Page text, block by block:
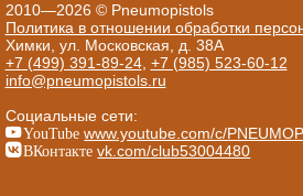
2010—2026 © Pneumopistols
Политика в отношении обработки
Химки, ул. Московская, д. 38А
+7 (499) 391-89-24, +7 (985) 523-60-12
info@pneumopistols.ru
Социальные сети:
YouTube www.youtube.com/c/
ВКонтакте vk.com/club53004480